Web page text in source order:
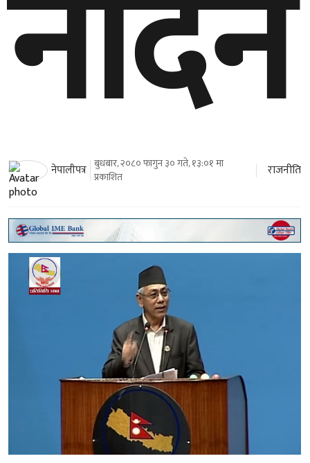
नेपालीपत्र बुधबार, २०८० फागुन ३० गते, १३:०१ मा
प्रकाशित
राजनीति